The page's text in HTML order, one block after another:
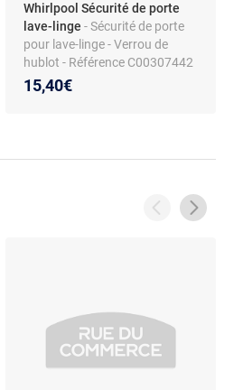
Whirlpool Sécurité de porte
lave-linge- Sécurité de porte
pour lave-linge - Verrou de
hublot - Référence C00307442
- Compatible
Whirlpool/Ariston/Indesit/Hot
15,40€